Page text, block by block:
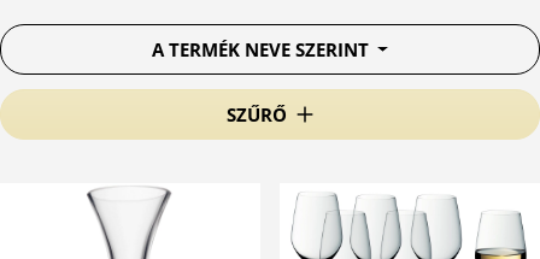
SZŰRŐ
A TERMÉK NEVE SZERINT